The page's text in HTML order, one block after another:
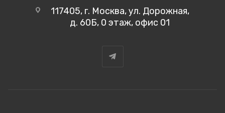
117405, г. Москва, ул. Дорожная,
д. 60Б, 0 этаж, офис 01